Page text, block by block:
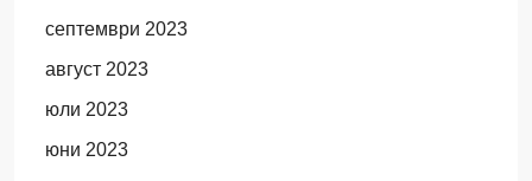
септември 2023
август 2023
юли 2023
юни 2023